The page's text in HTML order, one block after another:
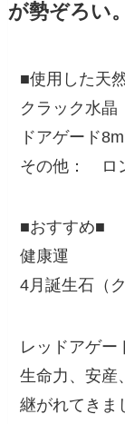
が勢ぞろい
■使用した天
クラック水
ドアゲード
その他： ロ
■おすすめ■
健康運
4月誕生石（
レッドアゲー
生命力、安産
継がれてきま